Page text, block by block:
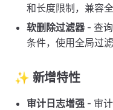
和长度限制，兼容
软删除过滤器- 查
条件，使用全局过
✨ 新增特性
审计日志增强 - 审